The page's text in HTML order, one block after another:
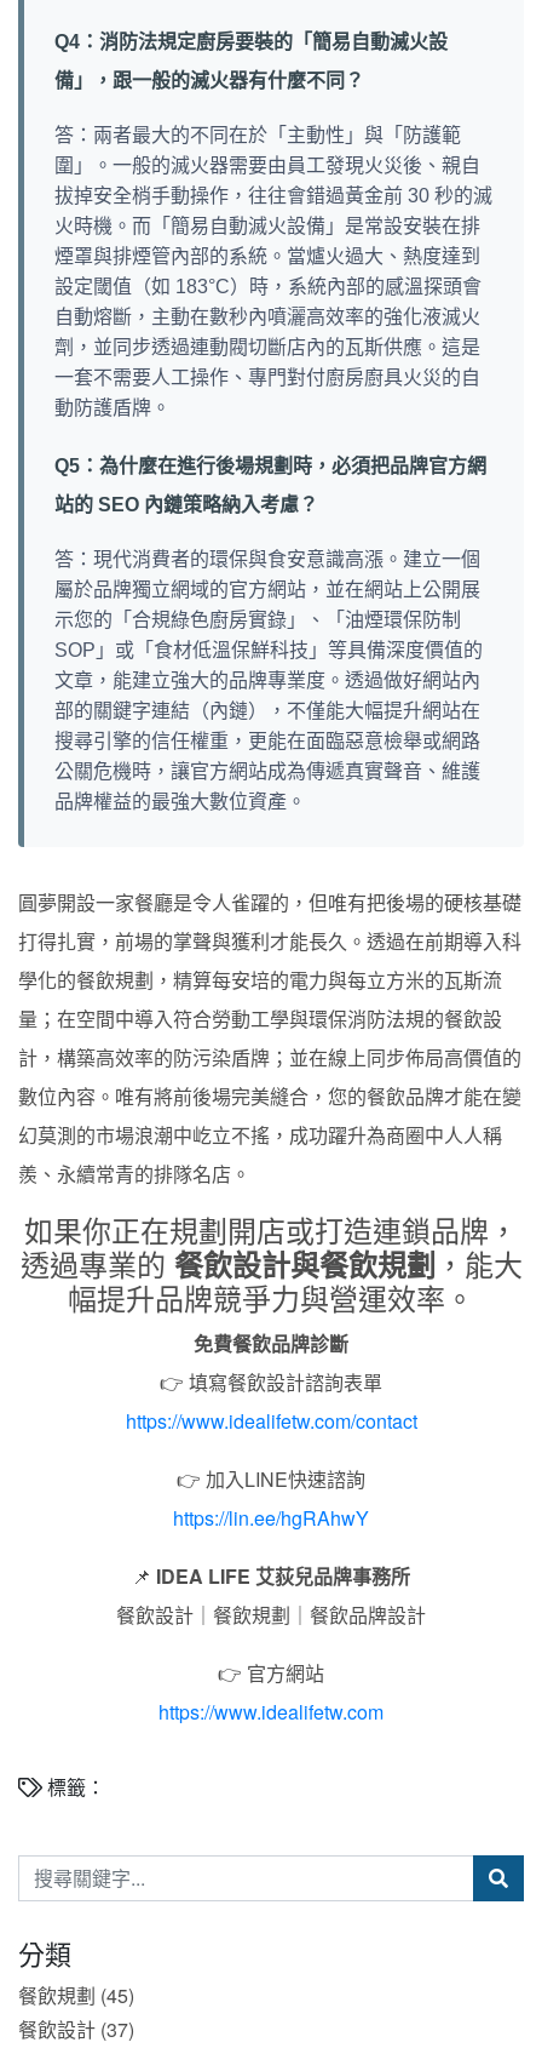
Q4：消防法規定廚房要裝的「簡易自動滅火設
備」，跟一般的滅火器有什麼不同？
答：兩者最大的不同在於「主動性」與「防護範
圍」。一般的滅火器需要由員工發現火災後、親自
拔掉安全梢手動操作，往往會錯過黃金前 30 秒的滅
火時機。而「簡易自動滅火設備」是常設安裝在排
煙罩與排煙管內部的系統。當爐火過大、熱度達到
設定閾值（如 183°C）時，系統內部的感溫探頭會
自動熔斷，主動在數秒內噴灑高效率的強化液滅火
劑，並同步透過連動閥切斷店內的瓦斯供應。這是
一套不需要人工操作、專門對付廚房廚具火災的自
動防護盾牌。
Q5：為什麼在進行後場規劃時，必須把品牌官方網
站的 SEO 內鏈策略納入考慮？
答：現代消費者的環保與食安意識高漲。建立一個
屬於品牌獨立網域的官方網站，並在網站上公開展
示您的「合規綠色廚房實錄」、「油煙環保防制
SOP」或「食材低溫保鮮科技」等具備深度價值的
文章，能建立強大的品牌專業度。透過做好網站內
部的關鍵字連結（內鏈），不僅能大幅提升網站在
搜尋引擎的信任權重，更能在面臨惡意檢舉或網路
公關危機時，讓官方網站成為傳遞真實聲音、維護
品牌權益的最強大數位資產。
圓夢開設一家餐廳是令人雀躍的，但唯有把後場的硬核基礎
打得扎實，前場的掌聲與獲利才能長久。透過在前期導入科
學化的餐飲規劃，精算每安培的電力與每立方米的瓦斯流
量；在空間中導入符合勞動工學與環保消防法規的餐飲設
計，構築高效率的防污染盾牌；並在線上同步佈局高價值的
數位內容。唯有將前後場完美縫合，您的餐飲品牌才能在變
幻莫測的市場浪潮中屹立不搖，成功躍升為商圈中人人稱
羨、永續常青的排隊名店。
如果你正在規劃開店或打造連鎖品牌，
透過專業的 餐飲設計與餐飲規劃 ，能大
幅提升品牌競爭力與營運效率。
免費餐飲品牌診斷
👉 填寫餐飲設計諮詢表單
https://www.idealifetw.com/contact
👉 加入LINE快速諮詢
https://lin.ee/hgRAhwY
📌 IDEA LIFE 艾荻兒品牌事務所
餐飲設計｜餐飲規劃｜餐飲品牌設計
👉 官方網站
https://www.idealifetw.com
標籤：
分類
餐飲規劃 (45)
餐飲設計 (37)